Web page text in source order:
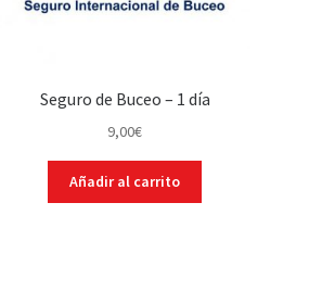
Seguro de Buceo – 1 día
9,00€
Añadir al carrito